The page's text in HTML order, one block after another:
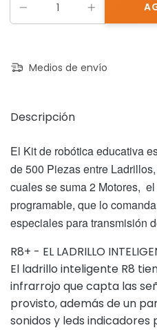
Medios de envío
Descripción
El Kit de robótica educativa
de 500 Piezas entre
cuales se suma 2 Motores,
programable, que lo
especiales para transmisión
R8+ - EL LADRILLO
El ladrillo inteligente R8
infrarrojo que capta las
provisto, además de un
sonidos y leds indicadores